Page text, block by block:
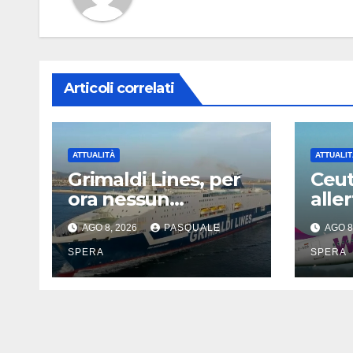
Articoli correlati
ATTUALITÀ
Grimaldi Lines, per
ora nessun
problema con
Spagna
AGO 8, 2026 PASQUALE
SPERA
AGO
SPERA